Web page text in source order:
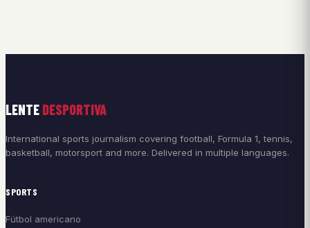
LENTE DESPORTIVA
International sports journalism covering football, Formula 1, tennis,
basketball, motorsport and more. Delivered in multiple languages.
SPORTS
Fútbol americano